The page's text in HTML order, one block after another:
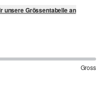
unsere Grössentabelle an
Gross